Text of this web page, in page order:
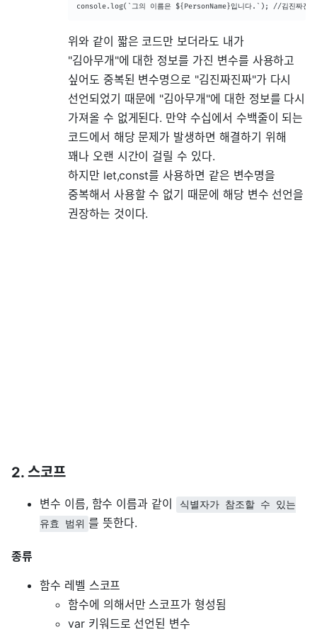
console.log(`그의 이름은 ${PersonName}입니다.`); //김진짜진짜
위와 같이 짧은 코드만 보더라도 내가
"김아무개"에 대한 정보를 가진 변수를 사용하고
싶어도 중복된 변수명으로 "김진짜진짜"가 다시
선언되었기 때문에 "김아무개"에 대한 정보를 다시
가져올 수 없게된다. 만약 수십에서 수백줄이 되는
코드에서 해당 문제가 발생하면 해결하기 위해
꽤나 오랜 시간이 걸릴 수 있다.
하지만 let,const를 사용하면 같은 변수명을
중복해서 사용할 수 없기 때문에 해당 변수 선언을
권장하는 것이다.
2. 스코프
변수 이름, 함수 이름과 같이
식별자가 참조할 수 있는
유효 범위 를 뜻한다.
종류
함수 레벨 스코프
함수에 의해서만 스코프가 형성됨
var 키워드로 선언된 변수